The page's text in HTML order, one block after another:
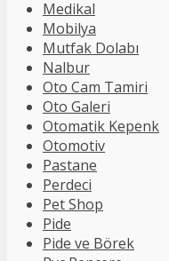
Medikal
Mobilya
Mutfak Dolabı
Nalbur
Oto Cam Tamiri
Oto Galeri
Otomatik Kepenk
Otomotiv
Pastane
Perdeci
Pet Shop
Pide
Pide ve Börek